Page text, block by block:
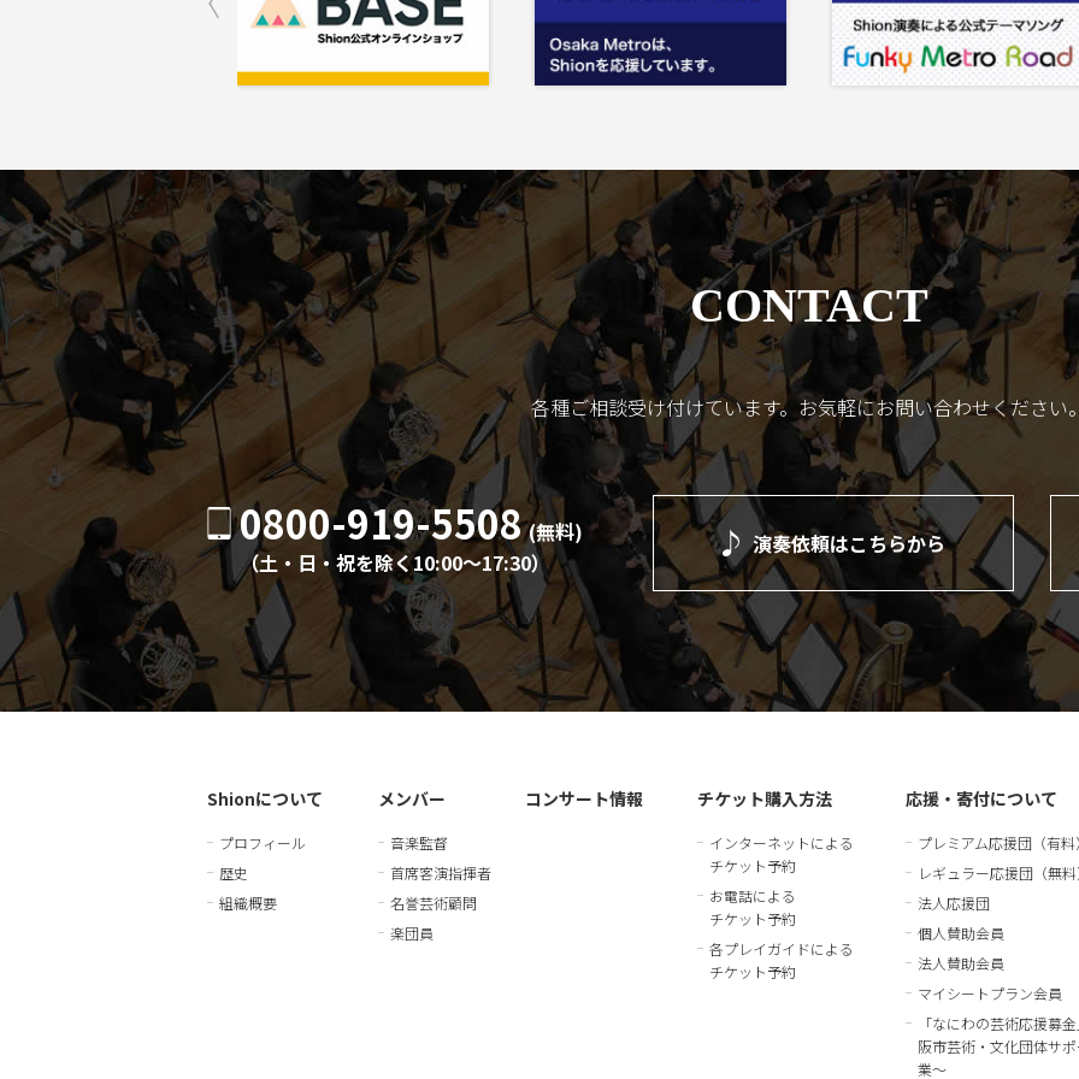
CONTACT
各種ご相談受け付けています。 お気軽にお問い合わせください
0800-919-5508 (無料)
（土・日・祝を除く10:00〜17:30）
演奏依頼はこちらから
Shionについて
プロフィール
歴史
組織概要
メンバー
音楽監督
首席客演指揮者
名誉芸術顧問
楽団員
コンサート情報 チケット購入方法
インターネットによる
チケット予約
お電話による
チケット予約
各プレイガイドによる
チケット予約
応援・寄付について
プレミアム応援団（有料
レギュラー応援団（無
法人応援団
個人賛助会員
法人賛助会員
マイシートプラン会員
「なにわの芸術応援募
阪市芸術・文化団体サ
業～